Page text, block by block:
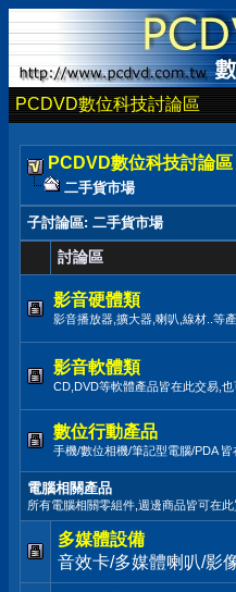
PCDVD數位科技討論區
PCDVD數位科技討論區
二手貨市場
子討論區: 二手貨市場
討論區
影音硬體類
影音播放器,擴大器,喇叭,線材..等
影音軟體類
CD,DVD等軟體產品皆在此交易,
數位行動產品
手機/數位相機/筆記型電腦/PDA 皆
電腦相關產品
所有電腦相關零組件,週邊商品皆可在
多媒體設備
音效卡/多媒體喇叭/影